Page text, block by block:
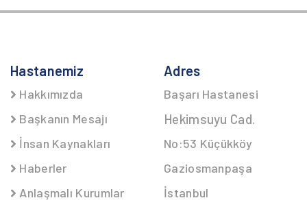
Hastanemiz
Hakkımızda
Başkanın Mesajı
İnsan Kaynakları
Haberler
Anlaşmalı Kurumlar
Adres
Başarı Hastanesi
Hekimsuyu Cad.
No:53 Küçükköy
Gaziosmanpaşa
İstanbul